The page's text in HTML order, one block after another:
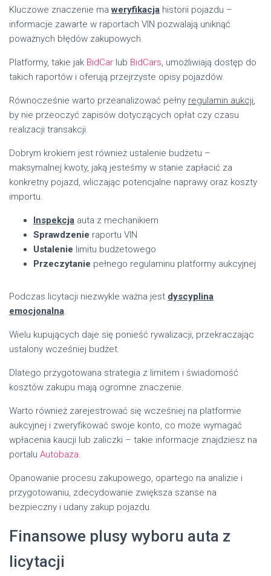
Kluczowe znaczenie maweryfikacja historii pojazdu –
informacje zawarte w raportach VIN pozwalają uniknąć
poważnych błędów zakupowych.
Platformy, takie jak BidCar lub BidCars, umożliwiają dostęp do
takich raportów i oferują przejrzyste opisy pojazdów.
Równocześnie warto przeanalizować pełny regulamin aukcji,
by nie przeoczyć zapisów dotyczących opłat czy czasu
realizacji transakcji.
Dobrym krokiem jest również ustalenie budżetu –
maksymalnej kwoty, jaką jesteśmy w stanie zapłacić za
konkretny pojazd, wliczając potencjalne naprawy oraz koszty
importu.
Inspekcja auta z mechanikiem
Sprawdzenie raportu VIN
Ustalenie limitu budżetowego
Przeczytanie pełnego regulaminu platformy aukcyjnej
Podczas licytacji niezwykle ważna jest dyscyplina
emocjonalna.
Wielu kupujących daje się ponieść rywalizacji, przekraczając
ustalony wcześniej budżet.
Dlatego przygotowana strategia z limitem i świadomość
kosztów zakupu mają ogromne znaczenie.
Warto również zarejestrować się wcześniej na platformie
aukcyjnej i zweryfikować swoje konto, co może wymagać
wpłacenia kaucji lub zaliczki – takie informacje znajdziesz na
portalu Autobaza.
Opanowanie procesu zakupowego, opartego na analizie i
przygotowaniu, zdecydowanie zwiększa szanse na
bezpieczny i udany zakup pojazdu.
Finansowe plusy wyboru auta z
licytacji